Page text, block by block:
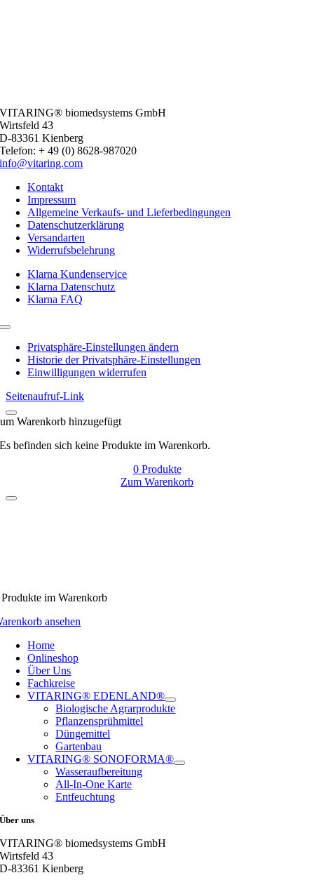
VITARING® biomedsystems GmbH
Wirtsfeld 43
D-83361 Kienberg
Telefon: + 49 (0) 8628-987020
info@vitaring.com
Kontakt
Impressum
Allgemeine Verkaufs- und Lieferbedingungen
Datenschutzerklärung
Versandarten
Widerrufsbelehrung
Klarna Kundenservice
Klarna Datenschutz
Klarna FAQ
Toggle
NavigationPrivatsphäre-Einstellungen ändern
Historie der Privatsphäre-Einstellungen
Einwilligungen widerrufen
Seitenaufruf-Link
Warenkorb hinzugefügt
Es befinden sich keine Produkte im Warenkorb.
0Produkte
Zum Warenkorb
im Warenkorb
ansehen
Home
Onlineshop
Über Uns
Fachkreise
VITARING® EDENLAND®
Biologische Agrarprodukte
Pflanzensprühmittel
Düngemittel
Gartenbau
VITARING® SONOFORMA®
Wasseraufbereitung
All-In-One Karte
Entfeuchtung
Über uns
VITARING® biomedsystems GmbH
Wirtsfeld 43
D-83361 Kienberg